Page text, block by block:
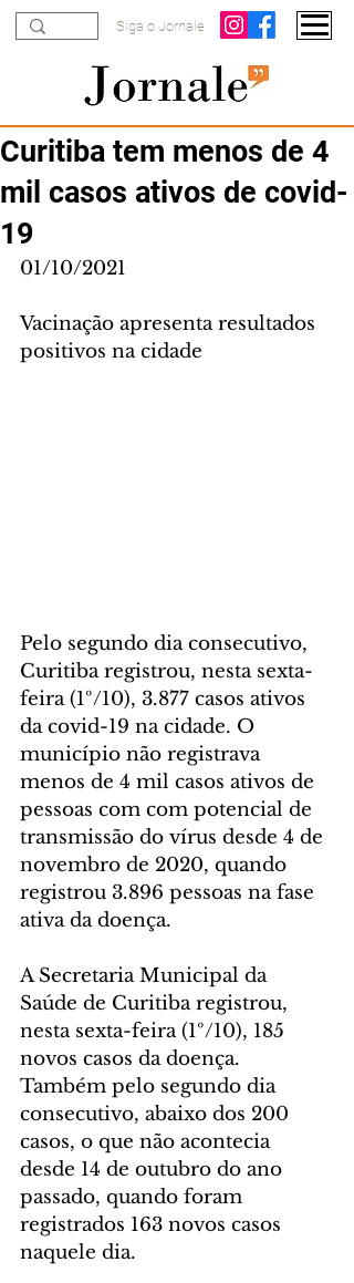
Siga o Jornale
Curitiba tem menos de 4
mil casos ativos de covid-
19
01/10/2021
Vacinação apresenta resultados
positivos na cidade
Pelo segundo dia consecutivo,
Curitiba registrou, nesta sexta-
feira (1º/10), 3.877 casos ativos
da covid-19 na cidade. O
município não registrava
menos de 4 mil casos ativos de
pessoas com com potencial de
transmissão do vírus desde 4 de
novembro de 2020, quando
registrou 3.896 pessoas na fase
ativa da doença.
A Secretaria Municipal da
Saúde de Curitiba registrou,
nesta sexta-feira (1º/10), 185
novos casos da doença.
Também pelo segundo dia
consecutivo, abaixo dos 200
casos, o que não acontecia
desde 14 de outubro do ano
passado, quando foram
registrados 163 novos casos
naquele dia.